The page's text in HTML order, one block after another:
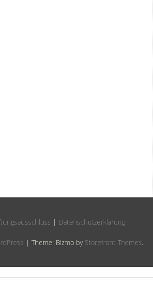
| Datenschutzerklärung
| Theme: Bizmo by Storefront Themes.